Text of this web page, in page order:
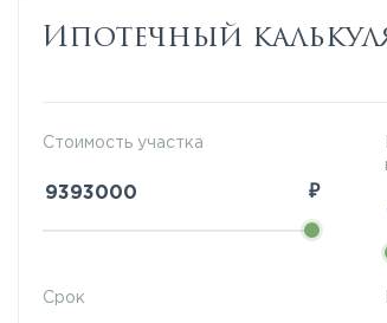
Ипотечный
Стоимость участка
₽
Срок